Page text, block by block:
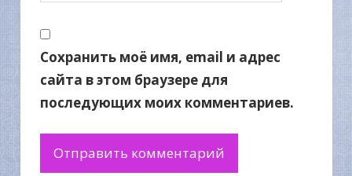
Сохранить моё имя, email и адрес
сайта в этом браузере для
последующих моих комментариев.